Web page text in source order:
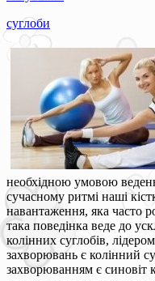
суглоби
необхідною умовою
сучасному ритмі наші
навантаження, яка часто
така поведінка веде до
колінних суглобів,
захворювань є колінний
захворюванням є синовіт